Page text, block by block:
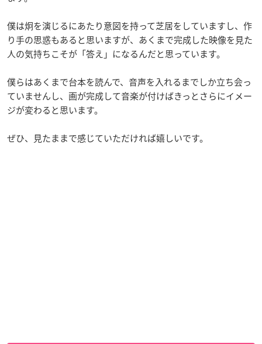
僕は炯を演じるにあたり意図を持って芝居をしていますし、作
り手の思惑もあると思いますが、あくまで完成した映像を見た
人の気持ちこそが「答え」になるんだと思っています。
僕らはあくまで台本を読んで、音声を入れるまでしか立ち会っ
ていませんし、画が完成して音楽が付けばきっとさらにイメー
ジが変わると思います。
ぜひ、見たままで感じていただければ嬉しいです。